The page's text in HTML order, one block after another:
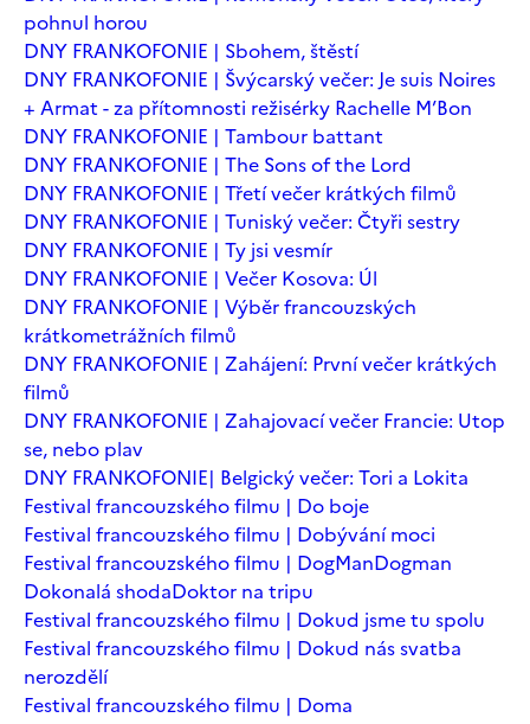
pohnul horou
DNY FRANKOFONIE | Sbohem, štěstí
DNY FRANKOFONIE | Švýcarský večer: Je suis Noires
+ Armat - za přítomnosti režisérky Rachelle M’Bon
DNY FRANKOFONIE | Tambour battant
DNY FRANKOFONIE | The Sons of the Lord
DNY FRANKOFONIE | Třetí večer krátkých filmů
DNY FRANKOFONIE | Tuniský večer: Čtyři sestry
DNY FRANKOFONIE | Ty jsi vesmír
DNY FRANKOFONIE | Večer Kosova: Úl
DNY FRANKOFONIE | Výběr francouzských
krátkometrážních filmů
DNY FRANKOFONIE | Zahájení: První večer krátkých
filmů
DNY FRANKOFONIE | Zahajovací večer Francie: Utop
se, nebo plav
DNY FRANKOFONIE| Belgický večer: Tori a Lokita
Festival francouzského filmu | Do boje
Festival francouzského filmu | Dobývání moci
Festival francouzského filmu | DogManDogman
Dokonalá shodaDoktor na tripu
Festival francouzského filmu | Dokud jsme tu spolu
Festival francouzského filmu | Dokud nás svatba
nerozdělí
Festival francouzského filmu | Doma